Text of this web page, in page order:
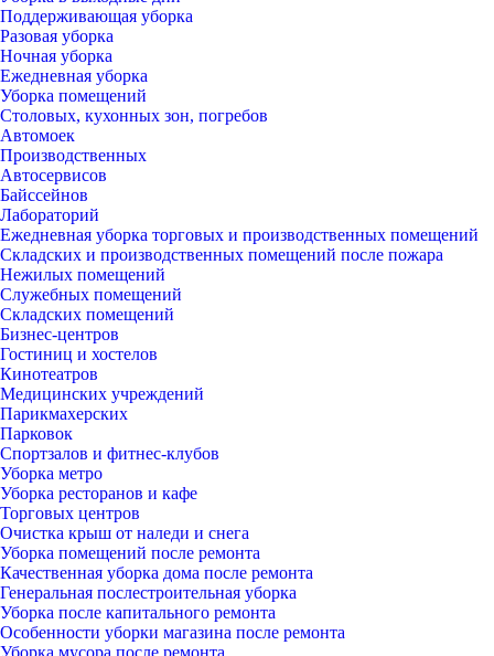
Поддерживающая уборка
Разовая уборка
Ночная уборка
Ежедневная уборка
Уборка помещений
Столовых, кухонных зон, погребов
Автомоек
Производственных
Автосервисов
Байссейнов
Лабораторий
Ежедневная уборка торговых и производственных помещений
Складских и производственных помещений после пожара
Нежилых помещений
Служебных помещений
Складских помещений
Бизнес-центров
Гостиниц и хостелов
Кинотеатров
Медицинских учреждений
Парикмахерских
Парковок
Спортзалов и фитнес-клубов
Уборка метро
Уборка ресторанов и кафе
Торговых центров
Очистка крыш от наледи и снега
Уборка помещений после ремонта
Качественная уборка дома после ремонта
Генеральная послестроительная уборка
Уборка после капитального ремонта
Особенности уборки магазина после ремонта
Уборка мусора после ремонта